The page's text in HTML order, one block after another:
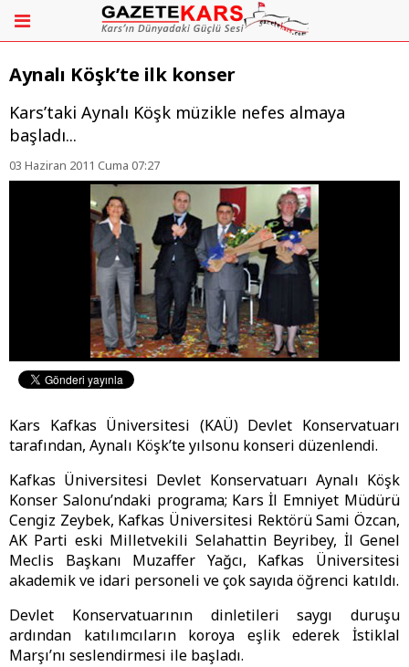
Aynalı Köşk’te ilk konser
Kars’taki Aynalı Köşk müzikle nefes almaya
başladı...
03 Haziran 2011 Cuma 07:27
Kars Kafkas Üniversitesi (KAÜ) Devlet Konservatuarı
tarafından, Aynalı Köşk’te yılsonu konseri düzenlendi.
Kafkas Üniversitesi Devlet Konservatuarı Aynalı Köşk
Konser Salonu’ndaki programa; Kars İl Emniyet Müdürü
Cengiz Zeybek, Kafkas Üniversitesi Rektörü Sami Özcan,
AK Parti eski Milletvekili Selahattin Beyribey, İl Genel
Meclis Başkanı Muzaffer Yağcı, Kafkas Üniversitesi
akademik ve idari personeli ve çok sayıda öğrenci katıldı.
Devlet Konservatuarının dinletileri saygı duruşu
ardından katılımcıların koroya eşlik ederek İstiklal
Marşı’nı seslendirmesi ile başladı.